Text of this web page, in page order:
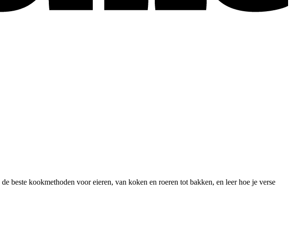
beste kookmethoden voor eieren, van koken en roeren tot bakken, en leer hoe je verse